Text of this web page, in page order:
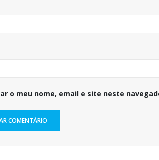
o meu nome, email e site neste